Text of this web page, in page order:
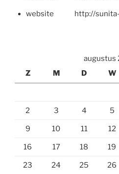
website http://sunita-
augustus
Z
M D W
2 3 4 5
9 10 11 12
16 17 18 19
23 24 25 26